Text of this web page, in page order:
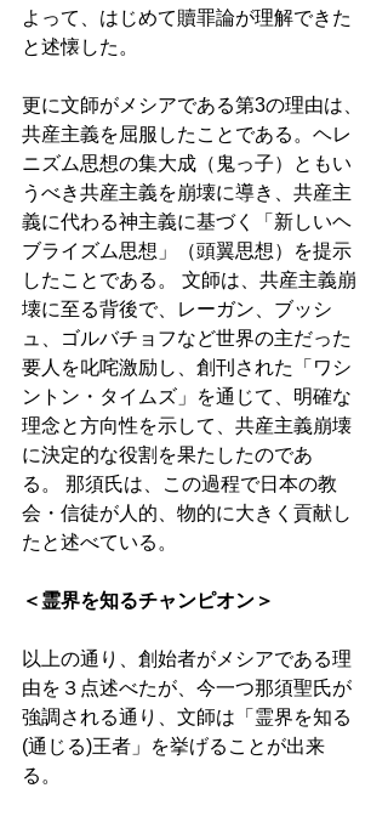
よって、はじめて贖罪論が理解できた
と述懐した。
更に文師がメシアである第3の理由は、
共産主義を屈服したことである。ヘレ
ニズム思想の集大成（鬼っ子）ともい
うべき共産主義を崩壊に導き、共産主
義に代わる神主義に基づく「新しいヘ
ブライズム思想」（頭翼思想）を提示
したことである。 文師は、共産主義崩
壊に至る背後で、レーガン、ブッシ
ュ、ゴルバチョフなど世界の主だった
要人を叱咤激励し、創刊された「ワシ
ントン・タイムズ」を通じて、明確な
理念と方向性を示して、共産主義崩壊
に決定的な役割を果たしたのであ
る。 那須氏は、この過程で日本の教
会・信徒が人的、物的に大きく貢献し
たと述べている。
＜霊界を知るチャンピオン＞
以上の通り、創始者がメシアである理
由を３点述べたが、今一つ那須聖氏が
強調される通り、文師は「霊界を知る
(通じる)王者」を挙げることが出来
る。